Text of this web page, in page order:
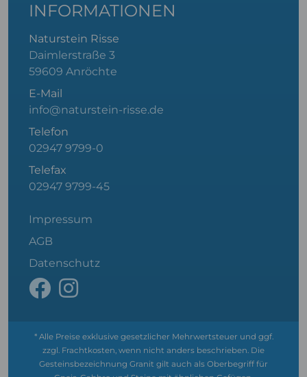
INFORMATIONEN
Naturstein Risse
Daimlerstraße 3
59609 Anröchte
E-Mail
info@naturstein-risse.de
Telefon
02947 9799-0
Telefax
02947 9799-45
Impressum
AGB
Datenschutz
* Alle Preise exklusive gesetzlicher Mehrwertsteuer und ggf.
zzgl. Frachtkosten, wenn nicht anders beschrieben. Die
Gesteinsbezeichnung Granit gilt auch als Oberbegriff für